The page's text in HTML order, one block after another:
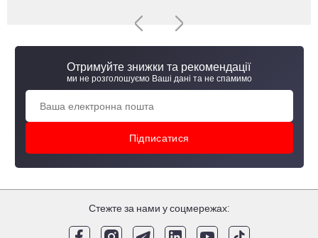
Отримуйте знижки та рекомендації
ми не розголошуємо Ваші дані та не спамимо
Стежте за нами у соцмережах: